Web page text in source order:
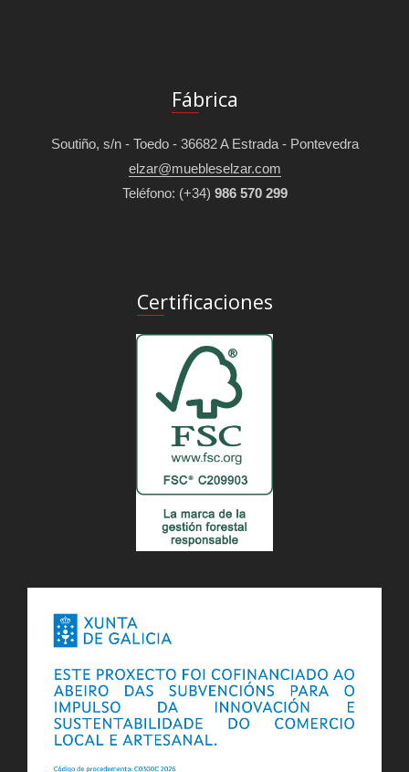
Fábrica
Soutiño, s/n - Toedo - 36682 A Estrada - Pontevedra
elzar@muebleselzar.com
Teléfono: (+34) 986 570 299
Certificaciones